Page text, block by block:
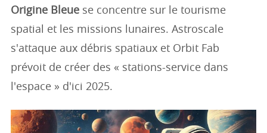
Origine Bleue se concentre sur le tourisme
spatial et les missions lunaires. Astroscale
s'attaque aux débris spatiaux et Orbit Fab
prévoit de créer des « stations-service dans
l'espace » d'ici 2025.